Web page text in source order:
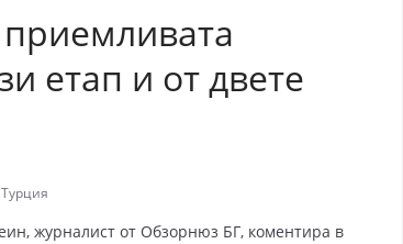
етап и от двете
Турция
журналист от Обзорнюз БГ, коментира в